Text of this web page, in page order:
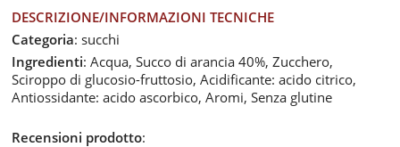
DESCRIZIONE/INFORMAZIONI TECNICHE
Categoria: succhi
Ingredienti: Acqua, Succo di arancia 40%, Zucchero,
Sciroppo di glucosio-fruttosio, Acidificante: acido citrico,
Antiossidante: acido ascorbico, Aromi, Senza glutine
Recensioni prodotto: